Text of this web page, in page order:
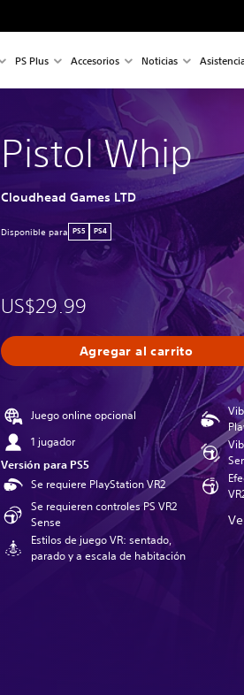
PS Plus Accesorios Noticias
Pistol Whip
Cloudhead Games LTD
Disponible para PS5 PS4
US$29.99
Agregar al carrito
Juego online opcional
1 jugador
Versión para PS5
Se requiere PlayStation VR2
Se requieren controles PS VR2
Sense
Estilos de juego VR: sentado,
parado y a escala de habitación